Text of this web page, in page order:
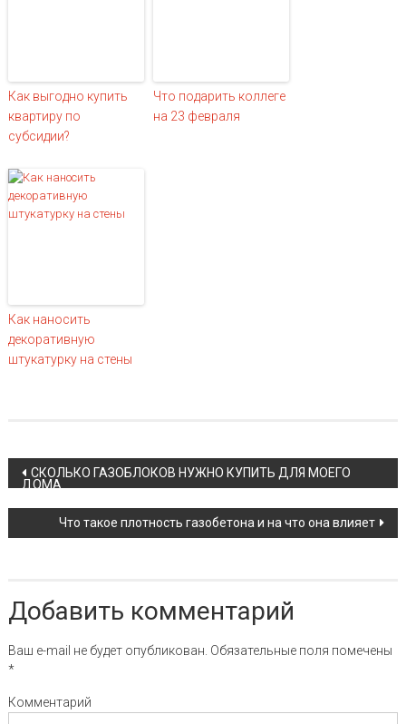
Как выгодно купить
квартиру по
субсидии?
Что подарить коллеге
на 23 февраля
Как наносить
декоративную
штукатурку на стены
Навигация по записям
СКОЛЬКО ГАЗОБЛОКОВ НУЖНО КУПИТЬ ДЛЯ МОЕГО
ДОМА
Что такое плотность газобетона и на что она влияет
Добавить комментарий
Ваш e-mail не будет опубликован. Обязательные поля помечены
*
Комментарий